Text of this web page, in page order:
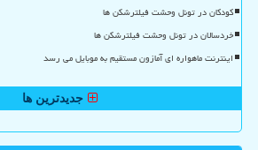
کودکان در تونل وحشت فیلترشکن ها
خردسالان در تونل وحشت فیلترشکن ها
اینترنت ماهواره ای آمازون مستقیم به موبایل می رسد
جدیدترین ها